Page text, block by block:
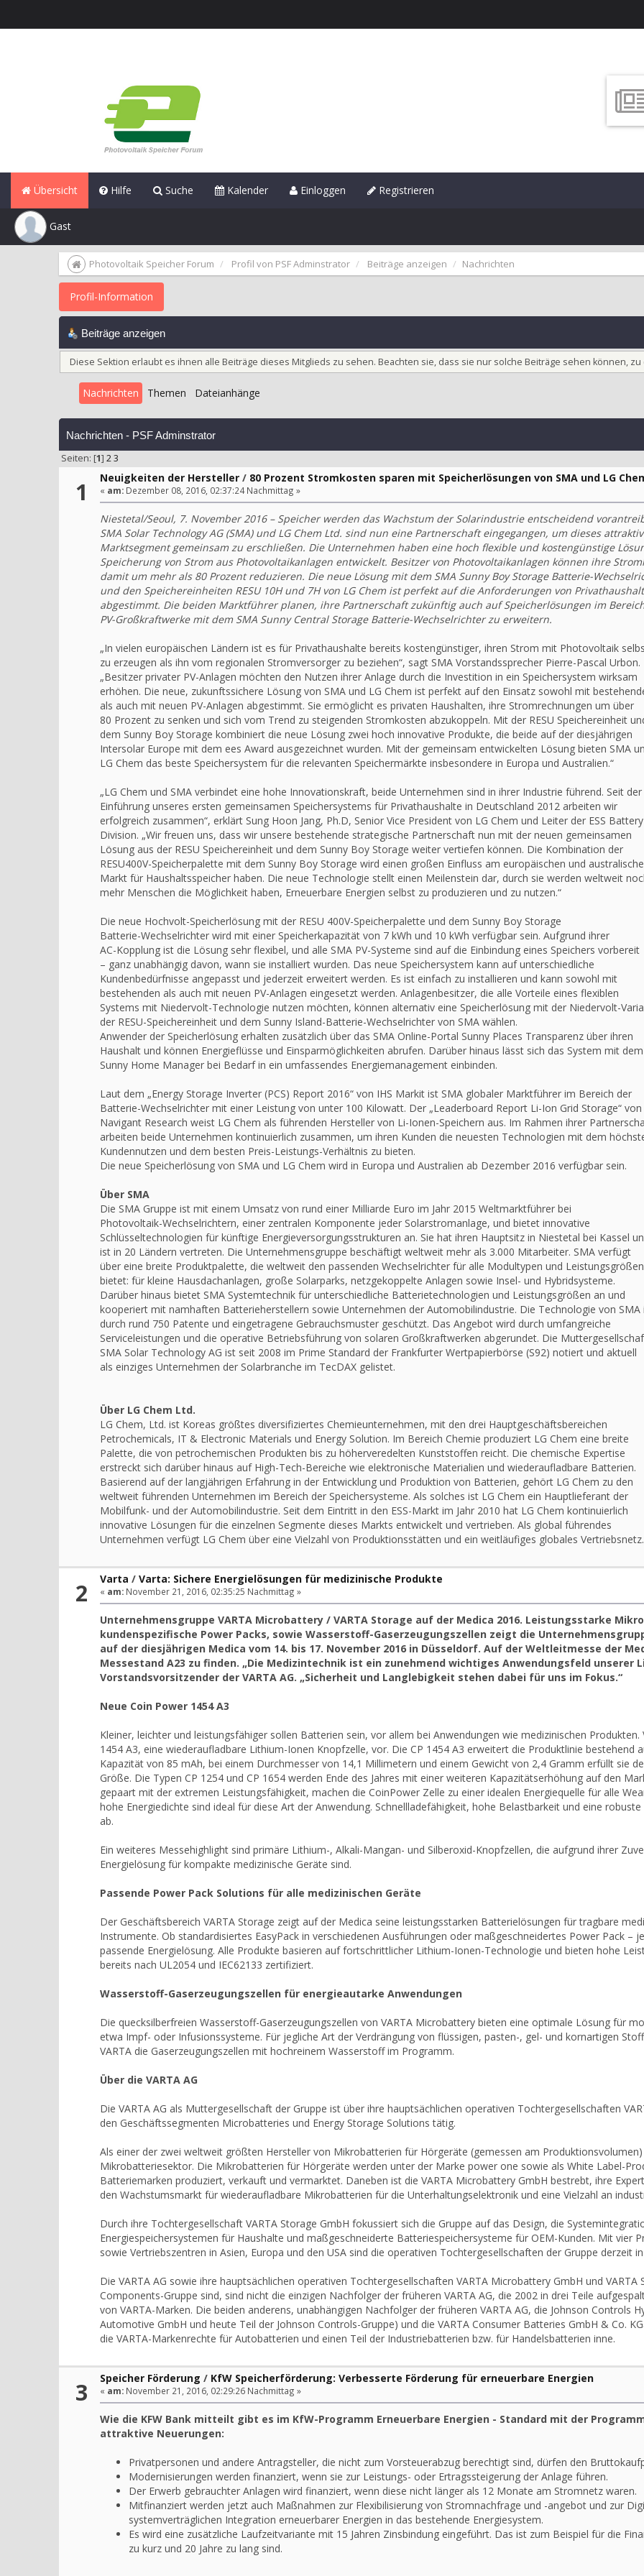
Übersicht Hilfe Suche Kalender Einloggen Registrieren
Gast
Photovoltaik Speicher Forum Profil von PSF Adminstrator Beiträge anzeigen Nachrichten
Profil-Information
Beiträge anzeigen
Diese Sektion erlaubt es ihnen alle Beiträge dieses Mitglieds zu sehen. Beachten sie, dass sie nur solche Beiträge sehen können,
Nachrichten Themen Dateianhänge
Nachrichten - PSF Adminstrator
Seiten: [1] 23
1 Neuigkeiten der Hersteller/ 80 Prozent Stromkosten sparen mit Speicherlösungen von SMA und LG
« am:Dezember 08, 2016, 02:37:24 Nachmittag »
Niestetal/Seoul, 7. November 2016 – Speicher werden das Wachstum der Solarindustrie entscheidend
SMA Solar Technology AG (SMA) und LG Chem Ltd. sind nun eine Partnerschaft eingegangen, um dieses
Marktsegment gemeinsam zu erschließen. Die Unternehmen haben eine hoch flexible und kostengünstige
Speicherung von Strom aus Photovoltaikanlagen entwickelt. Besitzer von Photovoltaikanlagen können ihre
damit um mehr als 80 Prozent reduzieren. Die neue Lösung mit dem SMA Sunny Boy Storage Batterie-
und den Speichereinheiten RESU 10H und 7H von LG Chem ist perfekt auf die Anforderungen von
abgestimmt. Die beiden Marktführer planen, ihre Partnerschaft zukünftig auch auf Speicherlösungen im
PV-Großkraftwerke mit dem SMA Sunny Central Storage Batterie-Wechselrichter zu erweitern.
„In vielen europäischen Ländern ist es für Privathaushalte bereits kostengünstiger, ihren Strom mit Photovoltaik
zu erzeugen als ihn vom regionalen Stromversorger zu beziehen“, sagt SMA Vorstandssprecher Pierre-Pascal Urbon.
„Besitzer privater PV-Anlagen möchten den Nutzen ihrer Anlage durch die Investition in ein Speichersystem wirksam
erhöhen. Die neue, zukunftssichere Lösung von SMA und LG Chem ist perfekt auf den Einsatz sowohl mit
als auch mit neuen PV-Anlagen abgestimmt. Sie ermöglicht es privaten Haushalten, ihre Stromrechnungen um über
80 Prozent zu senken und sich vom Trend zu steigenden Stromkosten abzukoppeln. Mit der RESU Speichereinheit
dem Sunny Boy Storage kombiniert die neue Lösung zwei hoch innovative Produkte, die beide auf der diesjährigen
Intersolar Europe mit dem ees Award ausgezeichnet wurden. Mit der gemeinsam entwickelten Lösung bieten SMA
LG Chem das beste Speichersystem für die relevanten Speichermärkte insbesondere in Europa und Australien.“
„LG Chem und SMA verbindet eine hohe Innovationskraft, beide Unternehmen sind in ihrer Industrie führend. Seit der
Einführung unseres ersten gemeinsamen Speichersystems für Privathaushalte in Deutschland 2012 arbeiten wir
erfolgreich zusammen“, erklärt Sung Hoon Jang, Ph.D, Senior Vice President von LG Chem und Leiter der ESS Battery
Division. „Wir freuen uns, dass wir unsere bestehende strategische Partnerschaft nun mit der neuen gemeinsamen
Lösung aus der RESU Speichereinheit und dem Sunny Boy Storage weiter vertiefen können. Die Kombination der
RESU400V-Speicherpalette mit dem Sunny Boy Storage wird einen großen Einfluss am europäischen und
Markt für Haushaltsspeicher haben. Die neue Technologie stellt einen Meilenstein dar, durch sie werden weltweit
mehr Menschen die Möglichkeit haben, Erneuerbare Energien selbst zu produzieren und zu nutzen.“
Die neue Hochvolt-Speicherlösung mit der RESU 400V-Speicherpalette und dem Sunny Boy Storage
Batterie-Wechselrichter wird mit einer Speicherkapazität von 7 kWh und 10 kWh verfügbar sein. Aufgrund ihrer
AC-Kopplung ist die Lösung sehr flexibel, und alle SMA PV-Systeme sind auf die Einbindung eines Speichers vorbereit
– ganz unabhängig davon, wann sie installiert wurden. Das neue Speichersystem kann auf unterschiedliche
Kundenbedürfnisse angepasst und jederzeit erweitert werden. Es ist einfach zu installieren und kann sowohl mit
bestehenden als auch mit neuen PV-Anlagen eingesetzt werden. Anlagenbesitzer, die alle Vorteile eines flexiblen
Systems mit Niedervolt-Technologie nutzen möchten, können alternativ eine Speicherlösung mit der Niedervolt-
der RESU-Speichereinheit und dem Sunny Island-Batterie-Wechselrichter von SMA wählen.
Anwender der Speicherlösung erhalten zusätzlich über das SMA Online-Portal Sunny Places Transparenz über ihren
Haushalt und können Energieflüsse und Einsparmöglichkeiten abrufen. Darüber hinaus lässt sich das System mit dem
Sunny Home Manager bei Bedarf in ein umfassendes Energiemanagement einbinden.
Laut dem „Energy Storage Inverter (PCS) Report 2016“ von IHS Markit ist SMA globaler Marktführer im Bereich der
Batterie-Wechselrichter mit einer Leistung von unter 100 Kilowatt. Der „Leaderboard Report Li-Ion Grid Storage“ von
Navigant Research weist LG Chem als führenden Hersteller von Li-Ionen-Speichern aus. Im Rahmen ihrer
arbeiten beide Unternehmen kontinuierlich zusammen, um ihren Kunden die neuesten Technologien mit dem
Kundennutzen und dem besten Preis-Leistungs-Verhältnis zu bieten.
Die neue Speicherlösung von SMA und LG Chem wird in Europa und Australien ab Dezember 2016 verfügbar sein.
Über SMA
Die SMA Gruppe ist mit einem Umsatz von rund einer Milliarde Euro im Jahr 2015 Weltmarktführer bei
Photovoltaik-Wechselrichtern, einer zentralen Komponente jeder Solarstromanlage, und bietet innovative
Schlüsseltechnologien für künftige Energieversorgungsstrukturen an. Sie hat ihren Hauptsitz in Niestetal bei Kassel
ist in 20 Ländern vertreten. Die Unternehmensgruppe beschäftigt weltweit mehr als 3.000 Mitarbeiter. SMA verfügt
über eine breite Produktpalette, die weltweit den passenden Wechselrichter für alle Modultypen und Leistungsgrößen
bietet: für kleine Hausdachanlagen, große Solarparks, netzgekoppelte Anlagen sowie Insel- und Hybridsysteme.
Darüber hinaus bietet SMA Systemtechnik für unterschiedliche Batterietechnologien und Leistungsgrößen an und
kooperiert mit namhaften Batterieherstellern sowie Unternehmen der Automobilindustrie. Die Technologie von SMA
durch rund 750 Patente und eingetragene Gebrauchsmuster geschützt. Das Angebot wird durch umfangreiche
Serviceleistungen und die operative Betriebsführung von solaren Großkraftwerken abgerundet. Die
SMA Solar Technology AG ist seit 2008 im Prime Standard der Frankfurter Wertpapierbörse (S92) notiert und aktuell
als einziges Unternehmen der Solarbranche im TecDAX gelistet.
Über LG Chem Ltd.
LG Chem, Ltd. ist Koreas größtes diversifiziertes Chemieunternehmen, mit den drei Hauptgeschäftsbereichen
Petrochemicals, IT & Electronic Materials und Energy Solution. Im Bereich Chemie produziert LG Chem eine breite
Palette, die von petrochemischen Produkten bis zu höherveredelten Kunststoffen reicht. Die chemische Expertise
erstreckt sich darüber hinaus auf High-Tech-Bereiche wie elektronische Materialien und wiederaufladbare Batterien.
Basierend auf der langjährigen Erfahrung in der Entwicklung und Produktion von Batterien, gehört LG Chem zu den
weltweit führenden Unternehmen im Bereich der Speichersysteme. Als solches ist LG Chem ein Hauptlieferant der
Mobilfunk- und der Automobilindustrie. Seit dem Eintritt in den ESS-Markt im Jahr 2010 hat LG Chem kontinuierlich
innovative Lösungen für die einzelnen Segmente dieses Markts entwickelt und vertrieben. Als global führendes
Unternehmen verfügt LG Chem über eine Vielzahl von Produktionsstätten und ein weitläufiges globales Vertriebsnetz.
2 Varta / Varta: Sichere Energielösungen für medizinische Produkte
« am:November 21, 2016, 02:35:25 Nachmittag »
Unternehmensgruppe VARTA Microbattery / VARTA Storage auf der Medica 2016. Leistungsstarke
kundenspezifische Power Packs, sowie Wasserstoff-Gaserzeugungszellen zeigt die
auf der diesjährigen Medica vom 14. bis 17. November 2016 in Düsseldorf. Auf der Weltleitmesse der
Messestand A23 zu finden. „Die Medizintechnik ist ein zunehmend wichtiges Anwendungsfeld unserer
Vorstandsvorsitzender der VARTA AG. „Sicherheit und Langlebigkeit stehen dabei für uns im Fokus.“
Neue Coin Power 1454 A3
Kleiner, leichter und leistungsfähiger sollen Batterien sein, vor allem bei Anwendungen wie medizinischen
1454 A3, eine wiederaufladbare Lithium-Ionen Knopfzelle, vor. Die CP 1454 A3 erweitert die Produktlinie bestehend
Kapazität von 85 mAh, bei einem Durchmesser von 14,1 Millimetern und einem Gewicht von 2,4 Gramm erfüllt sie
Größe. Die Typen CP 1254 und CP 1654 werden Ende des Jahres mit einer weiteren Kapazitätserhöhung auf den
gepaart mit der extremen Leistungsfähigkeit, machen die CoinPower Zelle zu einer idealen Energiequelle für alle
hohe Energiedichte sind ideal für diese Art der Anwendung. Schnellladefähigkeit, hohe Belastbarkeit und eine
ab.
Ein weiteres Messehighlight sind primäre Lithium-, Alkali-Mangan- und Silberoxid-Knopfzellen, die aufgrund ihrer
Energielösung für kompakte medizinische Geräte sind.
Passende Power Pack Solutions für alle medizinischen Geräte
Der Geschäftsbereich VARTA Storage zeigt auf der Medica seine leistungsstarken Batterielösungen für tragbare
Instrumente. Ob standardisiertes EasyPack in verschiedenen Ausführungen oder maßgeschneidertes Power Pack –
passende Energielösung. Alle Produkte basieren auf fortschrittlicher Lithium-Ionen-Technologie und bieten hohe
bereits nach UL2054 und IEC62133 zertifiziert.
Wasserstoff-Gaserzeugungszellen für energieautarke Anwendungen
Die quecksilberfreien Wasserstoff-Gaserzeugungszellen von VARTA Microbattery bieten eine optimale Lösung für
etwa Impf- oder Infusionssysteme. Für jegliche Art der Verdrängung von flüssigen, pasten-, gel- und kornartigen
VARTA die Gaserzeugungszellen mit hochreinem Wasserstoff im Programm.
Über die VARTA AG
Die VARTA AG als Muttergesellschaft der Gruppe ist über ihre hauptsächlichen operativen Tochtergesellschaften
den Geschäftssegmenten Microbatteries und Energy Storage Solutions tätig.
Als einer der zwei weltweit größten Hersteller von Mikrobatterien für Hörgeräte (gemessen am
Mikrobatteriesektor. Die Mikrobatterien für Hörgeräte werden unter der Marke power one sowie als White Label-
Batteriemarken produziert, verkauft und vermarktet. Daneben ist die VARTA Microbattery GmbH bestrebt, ihre
den Wachstumsmarkt für wiederaufladbare Mikrobatterien für die Unterhaltungselektronik und eine Vielzahl an
Durch ihre Tochtergesellschaft VARTA Storage GmbH fokussiert sich die Gruppe auf das Design, die
Energiespeichersystemen für Haushalte und maßgeschneiderte Batteriespeichersysteme für OEM-Kunden. Mit vier
sowie Vertriebszentren in Asien, Europa und den USA sind die operativen Tochtergesellschaften der Gruppe derzeit
Die VARTA AG sowie ihre hauptsächlichen operativen Tochtergesellschaften VARTA Microbattery GmbH und
Components-Gruppe sind, sind nicht die einzigen Nachfolger der früheren VARTA AG, die 2002 in drei Teile
von VARTA-Marken. Die beiden anderens, unabhängigen Nachfolger der früheren VARTA AG, die Johnson Controls
Automotive GmbH und heute Teil der Johnson Controls-Gruppe) und die VARTA Consumer Batteries GmbH & Co.
die VARTA-Markenrechte für Autobatterien und einen Teil der Industriebatterien bzw. für Handelsbatterien inne.
3 Speicher Förderung / KfW Speicherförderung: Verbesserte Förderung für erneuerbare Energien
« am:November 21, 2016, 02:29:26 Nachmittag »
Wie die KFW Bank mitteilt gibt es im KfW-Programm Erneuerbare Energien - Standard mit der
attraktive Neuerungen:
Privatpersonen und andere Antragsteller, die nicht zum Vorsteuerabzug berechtigt sind, dürfen den
Modernisierungen werden finanziert, wenn sie zur Leistungs- oder Ertragssteigerung der Anlage führen.
Der Erwerb gebrauchter Anlagen wird finanziert, wenn diese nicht länger als 12 Monate am Stromnetz waren.
Mitfinanziert werden jetzt auch Maßnahmen zur Flexibilisierung von Stromnachfrage und -angebot und zur
systemverträglichen Integration erneuerbarer Energien in das bestehende Energiesystem.
Es wird eine zusätzliche Laufzeitvariante mit 15 Jahren Zinsbindung eingeführt. Das ist zum Beispiel für die
zu kurz und 20 Jahre zu lang sind.